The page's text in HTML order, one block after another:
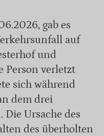
gab es
auf
und
Person verletzt
sich während
dem drei
Die Ursache des
des überholten